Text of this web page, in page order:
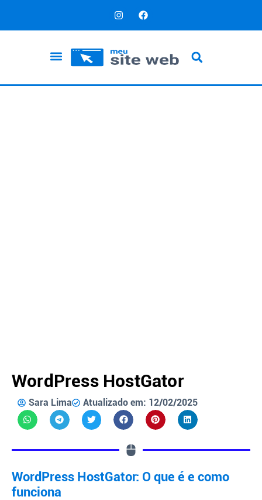
WordPress HostGator
Sara Lima Atualizado em: 12/02/2025
WordPress HostGator: O que é e como
funciona